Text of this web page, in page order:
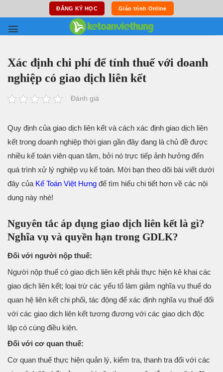
content
ĐĂNG KÝ HỌC Giáo trình Online
Xác định chi phí để tính thuế với doanh
nghiệp có giao dịch liên kết
Đánh giá
Quy định của giao dịch liên kết và cách xác định giao dịch liên
kết trong doanh nghiệp thời gian gần đây đang là chủ đề được
nhiều kế toán viên quan tâm, bởi nó trực tiếp ảnh hưởng đến
quá trình xử lý nghiệp vụ kế toán. Mời bạn theo dõi bài viết dưới
đây của Kế Toán Việt Hưng để tìm hiểu chi tiết hơn về các nội
dung này nhé!
Nguyên tắc áp dụng giao dịch liên kết là gì?
Nghĩa vụ và quyền hạn trong GDLK?
Đối với người nộp thuế:
Người nộp thuế có giao dịch liên kết phải thực hiện kê khai các
giao dịch liên kết; loại trừ các yếu tố làm giảm nghĩa vụ thuế do
quan hệ liên kết chi phối, tác động để xác định nghĩa vụ thuế đối
với các giao dịch liên kết tương đương với các giao dịch độc
lập có cùng điều kiện.
Đối với cơ quan thuế:
Cơ quan thuế thực hiện quản lý, kiểm tra, thanh tra đối với các